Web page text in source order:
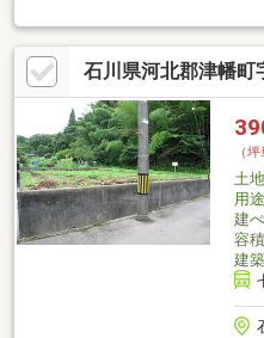
石川県河北郡津幡町
（
土
用
建
容
建